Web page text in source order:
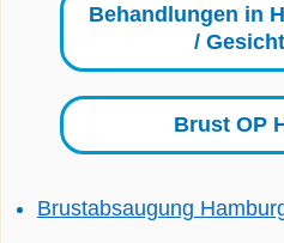
Behandlungen in
/
Brust OP
Brustabsaugung